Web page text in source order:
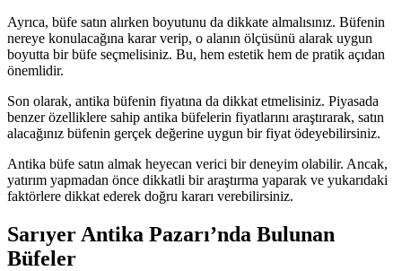
Ayrıca, büfe satın alırken boyutunu da dikkate almalısınız. Büfenin
nereye konulacağına karar verip, o alanın ölçüsünü alarak uygun
boyutta bir büfe seçmelisiniz. Bu, hem estetik hem de pratik açıdan
önemlidir.
Son olarak, antika büfenin fiyatına da dikkat etmelisiniz. Piyasada
benzer özelliklere sahip antika büfelerin fiyatlarını araştırarak, satın
alacağınız büfenin gerçek değerine uygun bir fiyat ödeyebilirsiniz.
Antika büfe satın almak heyecan verici bir deneyim olabilir. Ancak,
yatırım yapmadan önce dikkatli bir araştırma yaparak ve yukarıdaki
faktörlere dikkat ederek doğru kararı verebilirsiniz.
Sarıyer Antika Pazarı’nda Bulunan
Büfeler